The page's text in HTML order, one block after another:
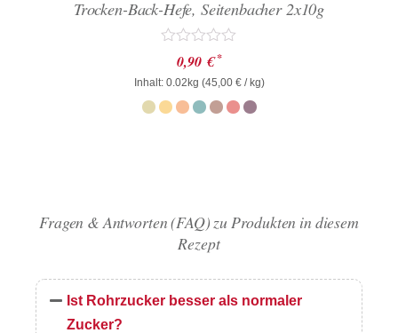
Trocken-Back-Hefe, Seitenbacher 2x10g
Bewertet
mit
0
von
5
0,90 € *
Inhalt: 0.02kg (45,00 €/ kg)
Fragen & Antworten (FAQ) zu Produkten in diesem
Rezept
Ist Rohrzucker besser als normaler
Zucker?